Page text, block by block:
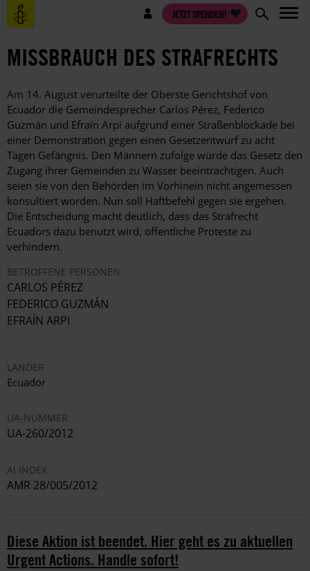
Direkt
zum
Benutzermenü JETZT SPENDEN!
MISSBRAUCH DES STRAFRECHTS
Am 14. August verurteilte der Oberste Gerichtshof von
Ecuador die Gemeindesprecher Carlos Pérez, Federico
Guzmán und Efraín Arpi aufgrund einer Straßenblockade bei
einer Demonstration gegen einen Gesetzentwurf zu acht
Tagen Gefängnis. Den Männern zufolge würde das Gesetz den
Zugang ihrer Gemeinden zu Wasser beeinträchtigen. Auch
seien sie von den Behörden im Vorhinein nicht angemessen
konsultiert worden. Nun soll Haftbefehl gegen sie ergehen.
Die Entscheidung macht deutlich, dass das Strafrecht
Ecuadors dazu benutzt wird, öffentliche Proteste zu
verhindern.
BETROFFENE PERSONEN
CARLOS PÉREZ
FEDERICO GUZMÁN
EFRAÍN ARPI
LÄNDER
Ecuador
UA-NUMMER
UA-260/2012
AI INDEX
AMR 28/005/2012
Diese Aktion ist beendet. Hier geht es zu aktuellen
Urgent Actions. Handle sofort!